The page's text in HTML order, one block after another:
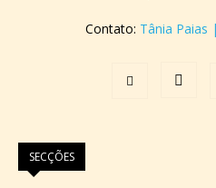
Contato: Tânia Paias
SECÇÕES